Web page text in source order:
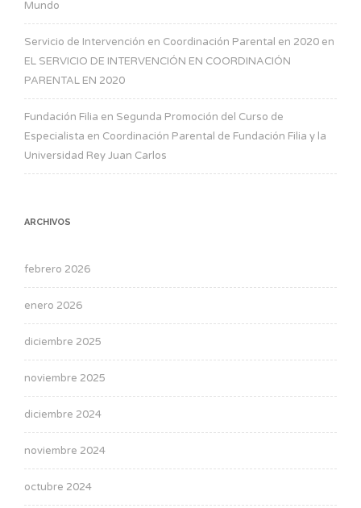
Mundo
Servicio de Intervención en Coordinación Parental en 2020 en
EL SERVICIO DE INTERVENCIÓN EN COORDINACIÓN
PARENTAL EN 2020
Fundación Filia en Segunda Promoción del Curso de
Especialista en Coordinación Parental de Fundación Filia y la
Universidad Rey Juan Carlos
ARCHIVOS
febrero 2026
enero 2026
diciembre 2025
noviembre 2025
diciembre 2024
noviembre 2024
octubre 2024